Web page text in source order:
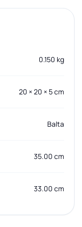
0.150 kg
20 × 20 × 5 cm
Balta
35.00 cm
33.00 cm